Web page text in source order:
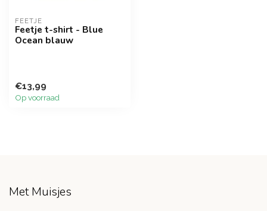
FEETJE
Feetje t-shirt - Blue
Ocean blauw
€13,99
Op voorraad
Met Muisjes